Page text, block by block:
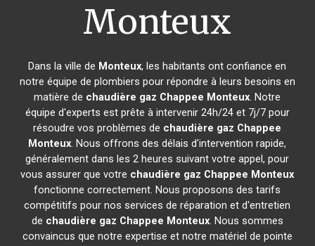
Monteux
Dans la ville de Monteux, les habitants ont confiance en
notre équipe de plombiers pour répondre à leurs besoins en
matière de chaudière gaz Chappee Monteux. Notre
équipe d'experts est prête à intervenir 24h/24 et 7j/7 pour
résoudre vos problèmes de chaudière gaz Chappee
Monteux. Nous offrons des délais d'intervention rapide,
généralement dans les 2 heures suivant votre appel, pour
vous assurer que votre chaudière gaz Chappee Monteux
fonctionne correctement. Nous proposons des tarifs
compétitifs pour nos services de réparation et d'entretien
de chaudière gaz Chappee Monteux. Nous sommes
convaincus que notre expertise et notre matériel de pointe